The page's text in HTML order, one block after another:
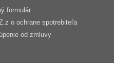
formulár
o ochrane spotrebiteľa
od zmluvy